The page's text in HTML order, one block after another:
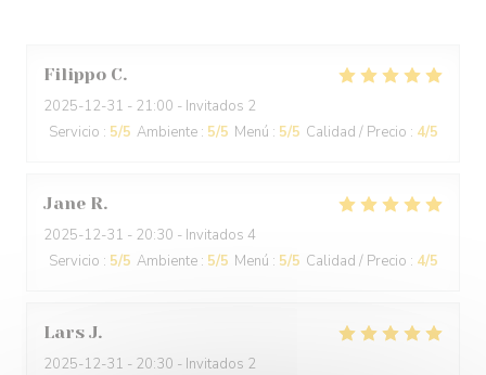
Filippo C
2025-12-31 - 21:00 - Invitados 2
Servicio : 5/5 Ambiente : 5/5 Menú : 5/5 Calidad / Precio : 4/5
Jane R
2025-12-31 - 20:30 - Invitados 4
Servicio : 5/5 Ambiente : 5/5 Menú : 5/5 Calidad / Precio : 4/5
Lars J
2025-12-31 - 20:30 - Invitados 2